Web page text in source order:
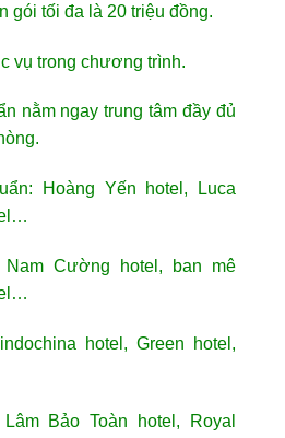
gói tối đa là 20 triệu đồng.
vụ trong chương trình.
nằm ngay trung tâm đầy đủ
Hoàng Yến hotel, Luca
Cường hotel, ban mê
hotel, Green hotel,
Bảo Toàn hotel, Royal